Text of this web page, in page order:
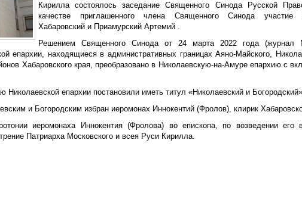
Кирилла состоялось заседание Священного Синода Русской
качестве приглашенного члена Священного Синода участие
Хабаровский и Приамурский Артемий .
Решением Священного Синода от 24 марта 2022 года (журнал
епархии, находящиеся в административных границах Аяно-Майского,
Хабаровского края, преобразовано в Николаевскую-на-Амуре епархию с
Николаевской епархии постановили иметь титул «Николаевский и
и Богородским избран иеромонах Иннокентий (Фролов), клирик
иеромонаха Иннокентия (Фролова) во епископа, по возведении его
Патриарха Московского и всея Руси Кирилла.